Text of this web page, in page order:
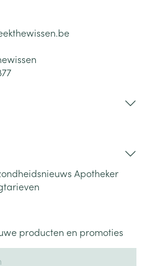
Apotheker
producten en promoties